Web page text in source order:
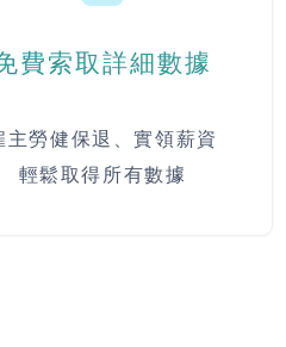
費索取詳細數據
主勞健保退、實領薪資
輕鬆取得所有數據